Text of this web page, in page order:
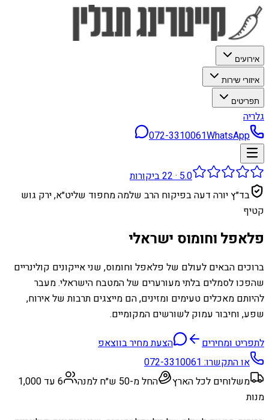
אירועים
איזורי שירות
תפריטים
גלריה
072-3310061WhatsApp
5.0
·
22ביקורות
בד״ץ יורה דעה בפיקוח הרב שלמה מחפוד שליט״א, ירק גוש
קטיף
פלאפל וחומוס ישראלי
ברוכים הבאים לעולם של פלאפל וחומוס, שני אייקונים קולינריים
שהפכו לסמלים בלתי מעורערים של המטבח הישראלי. מעבר
להיותם מאכלים טעימים ומזינים, הם מייצגים תרבות של אירוח,
שפע, וחיבור עמוק לשורשים המקומיים.
לתפריט ומחירים
הצעת מחיר בווצאפ
או התקשרו:072-3310061
משלוחים לכל הארץ
החל מ-50 ש״ח למנה
6 עד 1,000
מנות